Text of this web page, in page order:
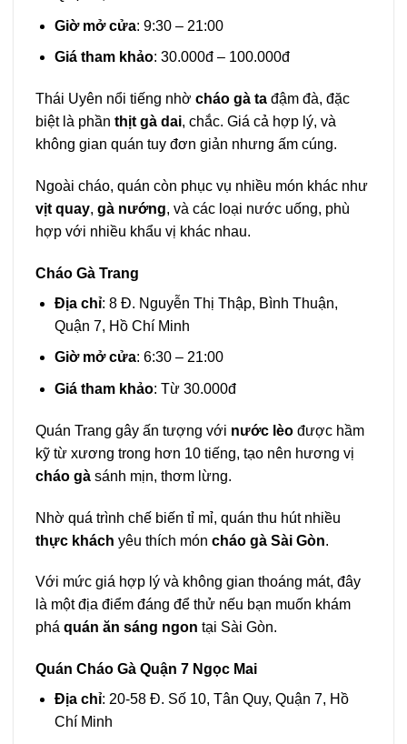
Giờ mở cửa: 9:30 – 21:00
Giá tham khảo: 30.000đ – 100.000đ
Thái Uyên nổi tiếng nhờ cháo gà ta đậm đà, đặc
biệt là phần thịt gà dai, chắc. Giá cả hợp lý, và
không gian quán tuy đơn giản nhưng ấm cúng.
Ngoài cháo, quán còn phục vụ nhiều món khác như
vịt quay, gà nướng, và các loại nước uống, phù
hợp với nhiều khẩu vị khác nhau.
Cháo Gà Trang
Địa chỉ: 8 Đ. Nguyễn Thị Thập, Bình Thuận,
Quận 7, Hồ Chí Minh
Giờ mở cửa: 6:30 – 21:00
Giá tham khảo: Từ 30.000đ
Quán Trang gây ấn tượng với nước lèo được hầm
kỹ từ xương trong hơn 10 tiếng, tạo nên hương vị
cháo gà sánh mịn, thơm lừng.
Nhờ quá trình chế biến tỉ mỉ, quán thu hút nhiều
thực khách yêu thích món cháo gà Sài Gòn.
Với mức giá hợp lý và không gian thoáng mát, đây
là một địa điểm đáng để thử nếu bạn muốn khám
phá quán ăn sáng ngon tại Sài Gòn.
Quán Cháo Gà Quận 7 Ngọc Mai
Địa chỉ: 20-58 Đ. Số 10, Tân Quy, Quận 7, Hồ
Chí Minh